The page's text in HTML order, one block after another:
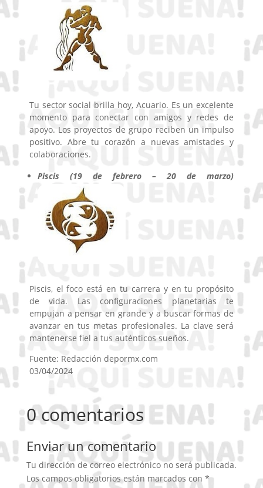
Tu sector social brilla hoy, Acuario. Es un excelente
momento para conectar con amigos y redes de
apoyo. Los proyectos de grupo reciben un impulso
positivo. Abre tu corazón a nuevas amistades y
colaboraciones.
Piscis (19 de febrero – 20 de marzo)
Piscis, el foco está en tu carrera y en tu propósito
de vida. Las configuraciones planetarias te
empujan a pensar en grande y a buscar formas de
avanzar en tus metas profesionales. La clave será
mantenerse fiel a tus auténticos sueños.
Fuente: Redacción depormx.com
03/04/2024
0 comentarios
Enviar un comentario
Tu dirección de correo electrónico no será publicada.
Los campos obligatorios están marcados con *